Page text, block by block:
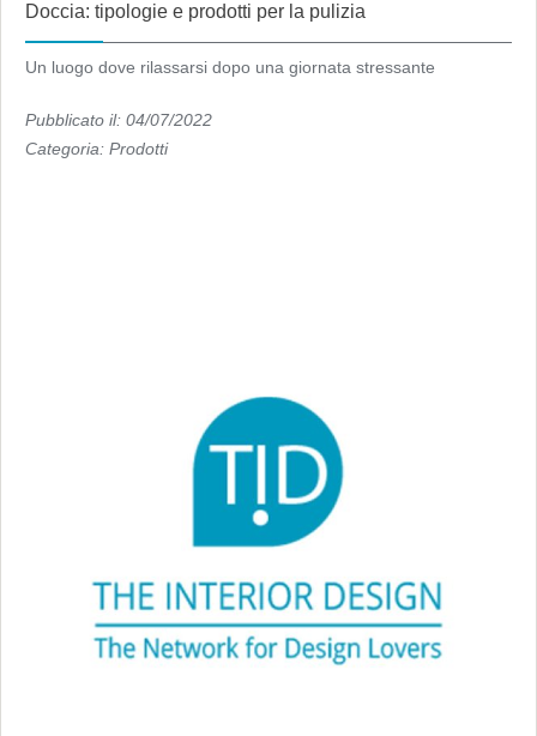
Doccia: tipologie e prodotti per la pulizia
Un luogo dove rilassarsi dopo una giornata stressante
Pubblicato il: 04/07/2022
Categoria: Prodotti